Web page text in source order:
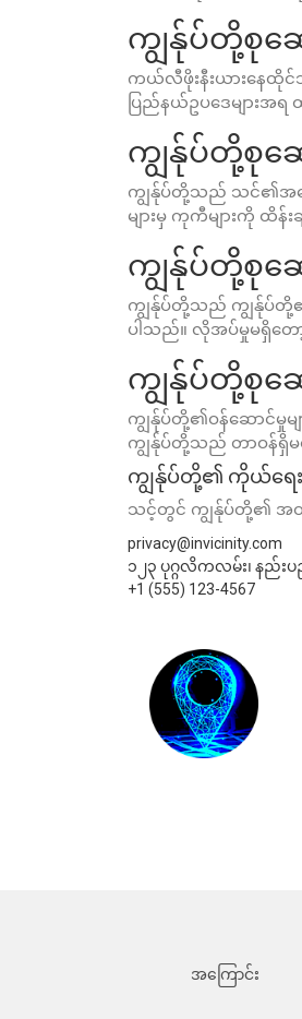
ကျွန်ုပ်တို့စုဆ
ကယ်လီဖိုးနီးယားနေထိုင်
ပြည်နယ်ဥပဒေများအရ
ကျွန်ုပ်တို့စုဆ
ကျွန်ုပ်တို့သည် သင်၏အတွ
များမှ ကုကီများကို ထိ
ကျွန်ုပ်တို့စုဆ
ကျွန်ုပ်တို့သည် ကျွန်ုပ်တို့၏
ပါသည်။ လိုအပ်မှုမရှိတ
ကျွန်ုပ်တို့စုဆ
ကျွန်ုပ်တို့၏ဝန်ဆောင်မှု
ကျွန်ုပ်တို့သည် တာဝန်ရှိမထ
ကျွန်ုပ်တို့၏ ကိုယ်ရေး
သင့်တွင် ကျွန်ုပ်တို့၏ အထူး
privacy@invicinity.com
၁၂၃ ပုဂ္ဂလိကလမ်း၊ နည်းပ
+1 (555) 123-4567
အကြောင်း